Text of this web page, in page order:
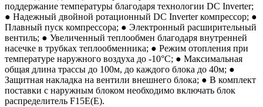
поддержание температуры благодаря технологии DC Inverter;
● Надежный двойной ротационный DC Inverter компрессор; ●
Плавный пуск компрессора; ● Электронный расширительный
вентиль; ● Увеличенный теплообмен благодаря внутренней
насечке в трубках теплообменника; ● Режим отопления при
температуре наружного воздуха до -10°С; ● Максимальная
общая длина трассы до 100м, до каждого блока до 40м; ●
Защитная накладка на вентили внешнего блока; ● В комплект
поставки с наружным блоком необходимо включать блок
распределитель F15E(E).